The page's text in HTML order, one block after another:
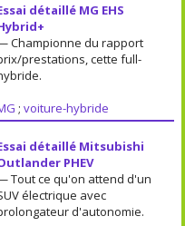
détaillé MG EHS
Championne du rapport
prestations, cette full-
; voiture-hybride
détaillé Mitsubishi
PHEV
Tout ce qu'on attend d'un
électrique avec
d'autonomie.